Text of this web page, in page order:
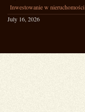
Inwestowanie w nieruchomości
July 16, 2026